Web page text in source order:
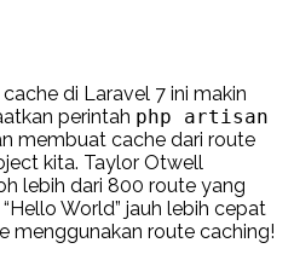
di Laravel 7 ini makin
perintah php artisan
membuat cache dari route
kita. Taylor Otwell
lebih dari 800 route yang
World” jauh lebih cepat
menggunakan route caching!